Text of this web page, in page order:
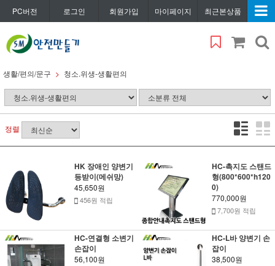
PC버전 로그인 회원가입 마이페이지 최근본상품
생활/편의/문구 청소.위생-생활편의
정렬
HK 장애인 양변기
등받이(메쉬망)
45,650원
456원 적립
HC-촉지도 스탠드
형(800*600*h120
0)
770,000원
7,700원 적립
HC-연결형 소변기
손잡이
56,100원
HC-L바 양변기 손
잡이
38,500원